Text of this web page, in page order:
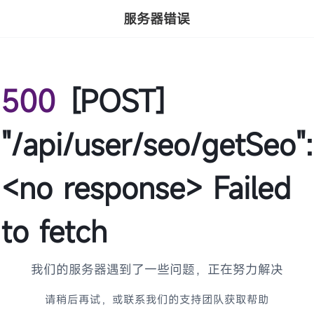
服务器错误
500 [POST]
"/api/user/seo/getSeo":
<no response> Failed
to fetch
我们的服务器遇到了一些问题，正在努力解决
请稍后再试，或联系我们的支持团队获取帮助